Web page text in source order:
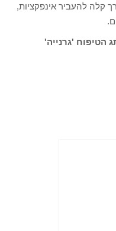
קלה להעביר אינפקציות,
הטיפוח 'גרנייה'